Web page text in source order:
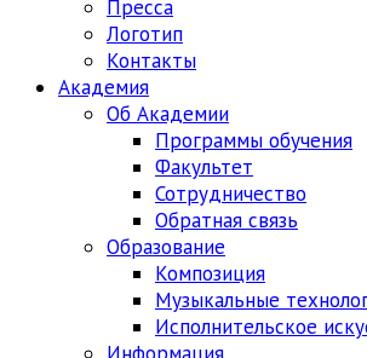
Пресса
Логотип
Контакты
Академия
Об Академии
Программы обучения
Факультет
Сотрудничество
Обратная связь
Образование
Композиция
Музыкальные
Исполнительское